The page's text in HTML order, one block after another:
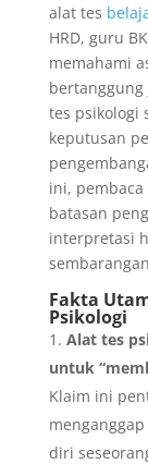
alat tes
HRD, guru
memahami
tes psikologi
keputusan
ini,
batasan
interpretasi
Fakta
Psikologi
Alat tes
untuk
Klaim ini
diri